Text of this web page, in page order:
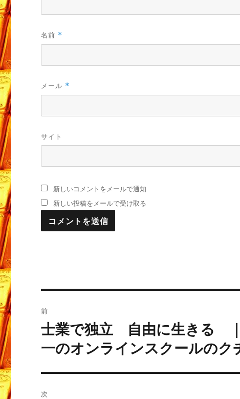
名前 *
メール *
サイト
新しいコメントをメールで通知
新しい投稿をメールで受け取る
稿
ナ
ゲ
前
過
投
士業で独立 自由に生きる
一のオンラインスクールの
次